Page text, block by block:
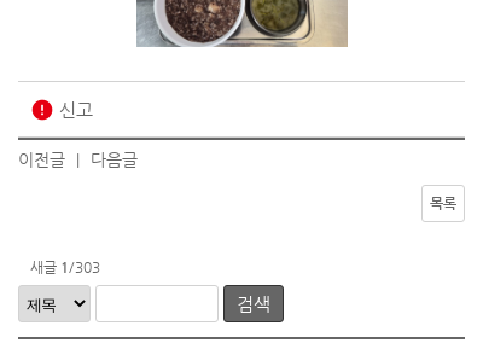
error 신고
이전글 다음글
목록
새글 1/303
검색